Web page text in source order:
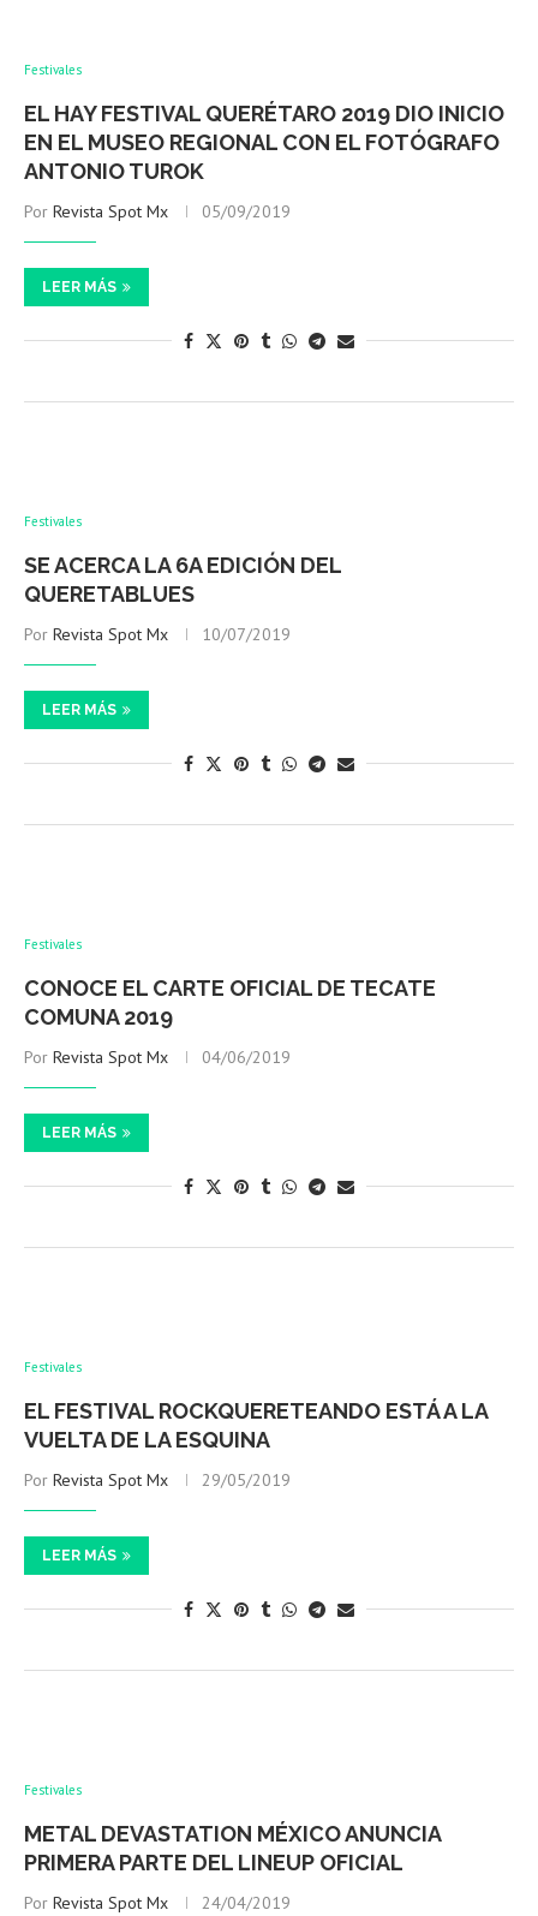
Festivales
EL HAY FESTIVAL QUERÉTARO 2019 DIO INICIO
EN EL MUSEO REGIONAL CON EL FOTÓGRAFO
ANTONIO TUROK
Por Revista Spot Mx 05/09/2019
LEER MÁS
Festivales
SE ACERCA LA 6A EDICIÓN DEL
QUERETABLUES
Por Revista Spot Mx 10/07/2019
LEER MÁS
Festivales
CONOCE EL CARTE OFICIAL DE TECATE
COMUNA 2019
Por Revista Spot Mx 04/06/2019
LEER MÁS
Festivales
EL FESTIVAL ROCKQUERETEANDO ESTÁ A LA
VUELTA DE LA ESQUINA
Por Revista Spot Mx 29/05/2019
LEER MÁS
Festivales
METAL DEVASTATION MÉXICO ANUNCIA
PRIMERA PARTE DEL LINEUP OFICIAL
Por Revista Spot Mx 24/04/2019